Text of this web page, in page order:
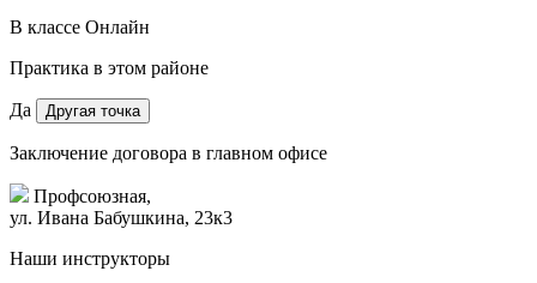
В классе Онлайн
Практика в этом районе
Да Другая точка
Заключение договора в главном офисе
Профсоюзная,
ул. Ивана Бабушкина, 23к3
Наши инструкторы